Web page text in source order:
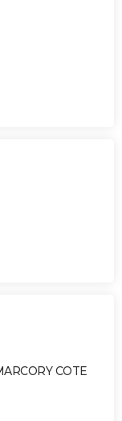
COTE